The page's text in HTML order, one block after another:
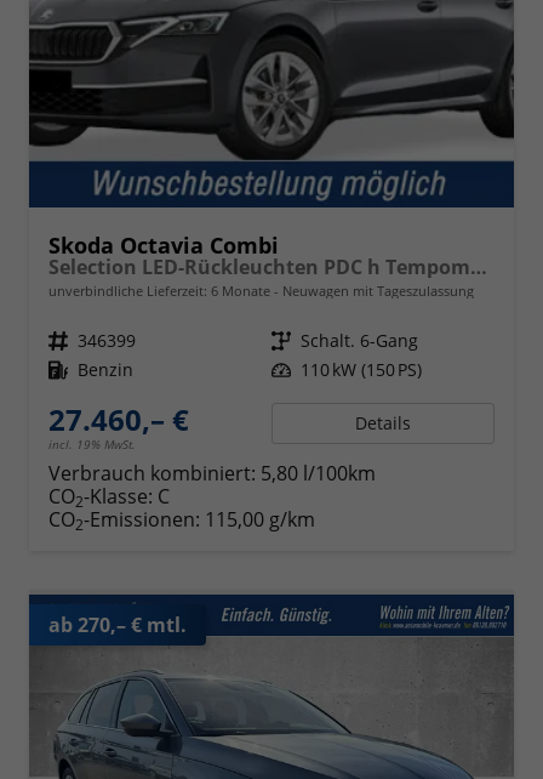
Skoda Octavia Combi
Selection LED-Rückleuchten PDC h Tempomat Lane Assist 2-Zonen Klimaauto. Sitzheizung v
unverbindliche Lieferzeit: 6 Monate Neuwagen mit Tageszulassung
Fahrzeugnr. 346399 Getriebe Schalt. 6-Gang
Kraftstoff Benzin Leistung 110 kW (150 PS)
27.460,– €
incl. 19% MwSt.
Details
Verbrauch kombiniert: 5,80 l/100km
CO2-Klasse: C
CO2-Emissionen: 115,00 g/km
ab 270,– € mtl.